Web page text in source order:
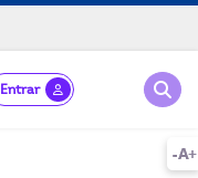
Entrar